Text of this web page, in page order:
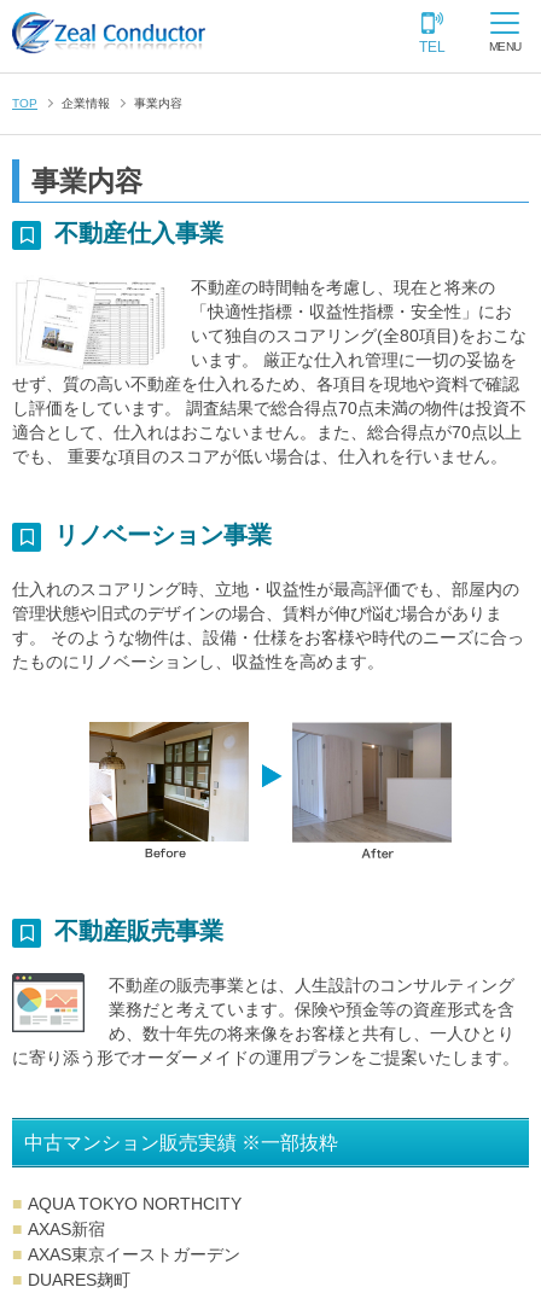
TEL MENU
TOP 企業情報 事業内容
事業内容
不動産仕入事業
不動産の時間軸を考慮し、現在と将来の
「快適性指標・収益性指標・安全性」にお
いて独自のスコアリング(全80項目)をおこな
います。 厳正な仕入れ管理に一切の妥協を
せず、質の高い不動産を仕入れるため、各項目を現地や資料で確認
し評価をしています。 調査結果で総合得点70点未満の物件は投資不
適合として、仕入れはおこないません。また、総合得点が70点以上
でも、 重要な項目のスコアが低い場合は、仕入れを行いません。
リノベーション事業
仕入れのスコアリング時、立地・収益性が最高評価でも、部屋内の
管理状態や旧式のデザインの場合、賃料が伸び悩む場合がありま
す。 そのような物件は、設備・仕様をお客様や時代のニーズに合っ
たものにリノベーションし、収益性を高めます。
不動産販売事業
不動産の販売事業とは、人生設計のコンサルティング
業務だと考えています。保険や預金等の資産形式を含
め、数十年先の将来像をお客様と共有し、一人ひとり
に寄り添う形でオーダーメイドの運用プランをご提案いたします。
中古マンション販売実績 ※一部抜粋
AQUA TOKYO NORTHCITY
AXAS新宿
AXAS東京イーストガーデン
DUARES麹町